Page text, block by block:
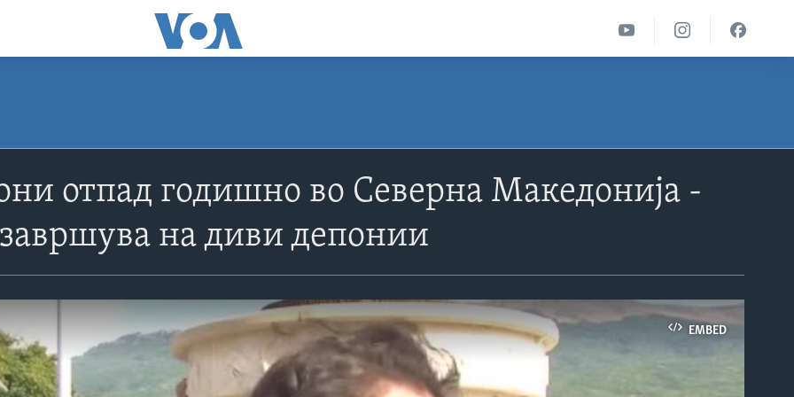
отпад годишно во Северна Македонија -
на диви депонии
EMBED